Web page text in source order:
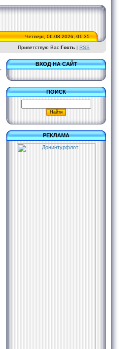
Четверг, 06.08.2026, 01:35
Приветствую Вас Гость | RSS
ВХОД НА САЙТ
ПОИСК
РЕКЛАМА